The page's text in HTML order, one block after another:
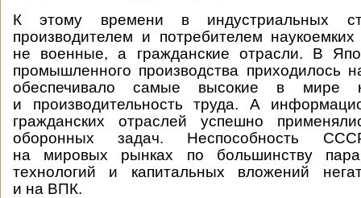
К этому времени в индустриальных
производителем и потребителем
не военные, а гражданские отрасли. В
промышленного производства приходилось
обеспечивало самые высокие в мире
и производительность труда. А
гражданских отраслей успешно
оборонных задач. Неспособность
на мировых рынках по большинству
технологий и капитальных вложений
и на ВПК.